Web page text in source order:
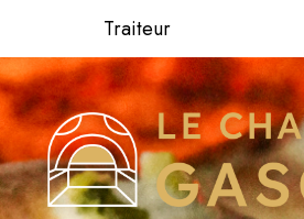
Traiteur